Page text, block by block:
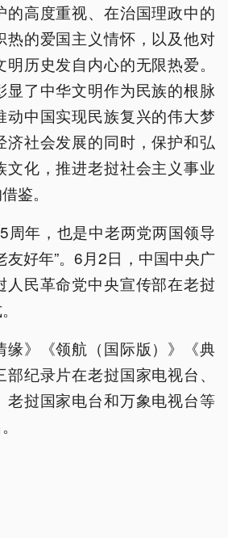
的高度重视、在治国理政中的
热的爱国主义情怀，以及他对
历史发自内心的无限热爱。
显了中华文明作为民族的根脉
动中国实现民族复兴的伟大梦
济社会发展的同时，保护和弘
文化，推进老挝社会主义事业
鉴。
周年，也是中老两党两国领导
友好年”。6月2日，中国中央广
人民革命党中央宣传部在老挝
缘》《领航（国际版）》《典
纪录片在老挝国家电视台、
老挝国家电台和万象电视台等